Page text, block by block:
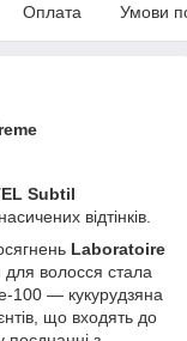
Оплата Умови
Subtil
відтінків.
Laboratoire
для волосся стала
100 — кукурудзяна
що входять до